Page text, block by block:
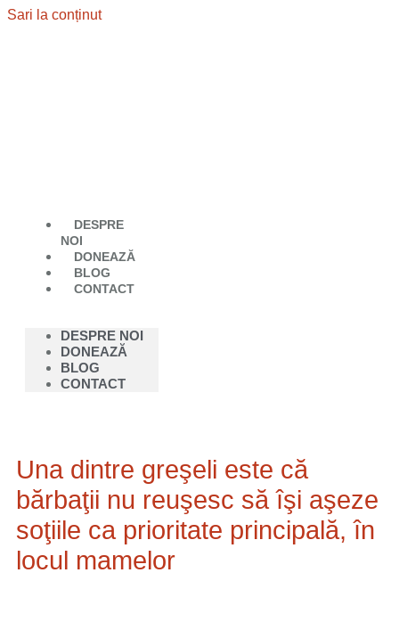
Sari la conținut
DESPRE
NOI
DONEAZĂ
BLOG
CONTACT
DESPRE NOI
DONEAZĂ
BLOG
CONTACT
Una dintre greşeli este că
bărbaţii nu reuşesc să îşi aşeze
soţiile ca prioritate principală, în
locul mamelor